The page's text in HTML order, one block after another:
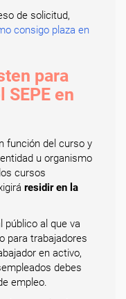
de solicitud,
consigo plaza en
para
en
función del curso y
u organismo
cursos
residir en la
público al que va
para trabajadores
en activo,
debes
empleo.